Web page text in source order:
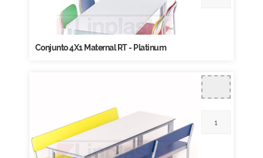
Conjunto 4X1 Maternal RT - Platinum